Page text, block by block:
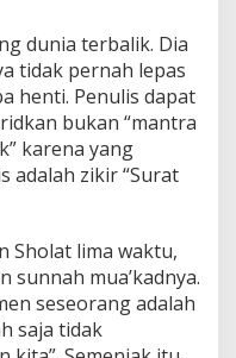
dunia terbalik. Dia
tidak pernah lepas
henti. Penulis dapat
bukan “mantra
karena yang
adalah zikir “Surat
Sholat lima waktu,
sunnah mua’kadnya.
seseorang adalah
saja tidak